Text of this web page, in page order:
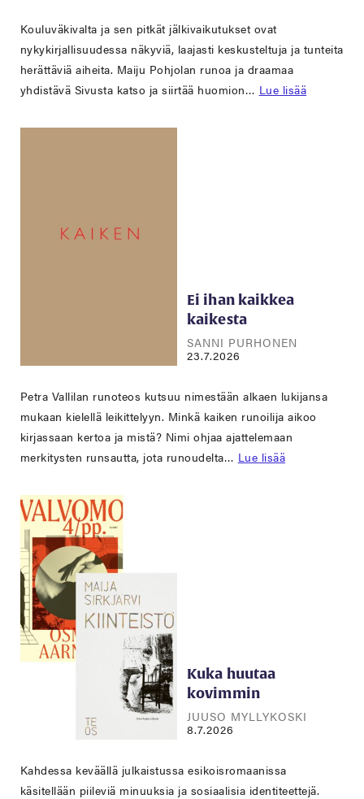
Kouluväkivalta ja sen pitkät jälkivaikutukset ovat
nykykirjallisuudessa näkyviä, laajasti keskusteltuja ja tunteita
herättäviä aiheita. Maiju Pohjolan runoa ja draamaa
yhdistävä Sivusta katso ja siirtää huomion… Lue lisää
Ei ihan kaikkea
kaikesta
SANNI PURHONEN
23.7.2026
Petra Vallilan runoteos kutsuu nimestään alkaen lukijansa
mukaan kielellä leikittelyyn. Minkä kaiken runoilija aikoo
kirjassaan kertoa ja mistä? Nimi ohjaa ajattelemaan
merkitysten runsautta, jota runoudelta… Lue lisää
Kuka huutaa
kovimmin
JUUSO MYLLYKOSKI
8.7.2026
Kahdessa keväällä julkaistussa esikoisromaanissa
käsitellään piileviä minuuksia ja sosiaalisia identiteettejä.